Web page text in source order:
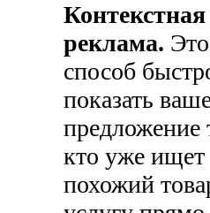
Контекстная
реклама. Это
способ
показать
предложение
кто уже ищет
похожий